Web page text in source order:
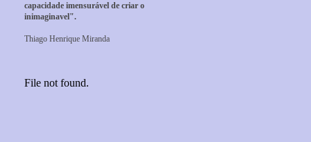
capacidade imensurável de criar o
inimaginavel".
Thiago Henrique Miranda